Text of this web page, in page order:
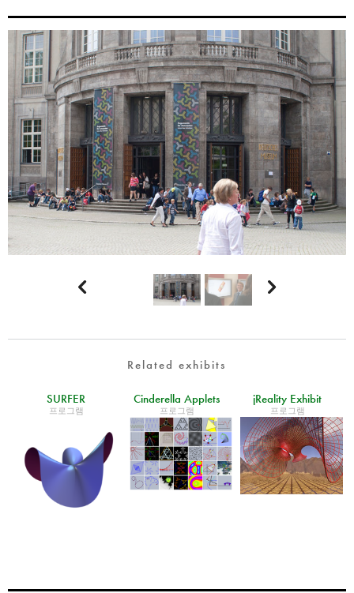
 
Related exhibits
SURFER
프로그램
Cinderella Applets
프로그램
jReality Exhibit
프로그램